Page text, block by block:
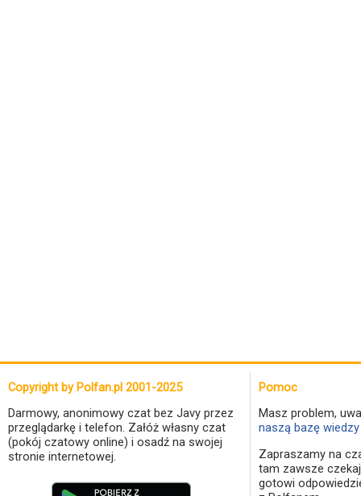
Copyright by Polfan.pl 2001-2025
Darmowy, anonimowy czat bez Javy przez
przeglądarkę i telefon. Załóż własny czat
(pokój czatowy online) i osadź na swojej
stronie internetowej.
Pomoc
Masz problem,
naszą bazę
Zapraszamy na
tam zawsze
gotowi